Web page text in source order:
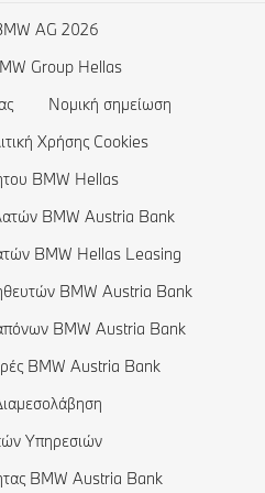
Hellas Leasing
Plug-in Hybrid
AG 2026
Group Hellas
Νομική σημείωση
Χρήσης Cookies
BMW Hellas
BMW Austria Bank
BMW Hellas Leasing
BMW Austria Bank
BMW Austria Bank
BMW Austria Bank
Υπηρεσιών
BMW Austria Bank